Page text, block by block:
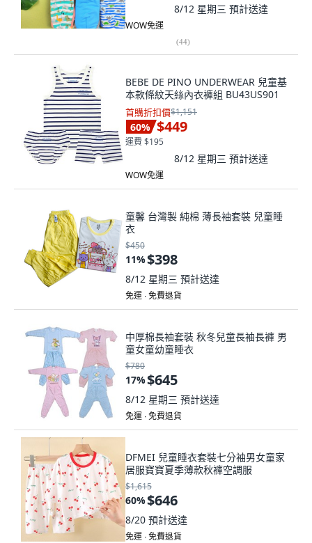
8/12 星期三 預計送達
WOW免運
(44)
BEBE DE PINO UNDERWEAR 兒童基
本款條紋天絲內衣褲組 BU43US901
首購折扣價$1,151
60% $449
運費 $195
8/12 星期三 預計送達
WOW免運
童馨 台灣製 純棉 薄長袖套裝 兒童睡
衣
$450
11%$398
8/12 星期三 預計送達
免運 ∙ 免費退貨
中厚棉長袖套裝 秋冬兒童長袖長褲 男
童女童幼童睡衣
$780
17%$645
8/12 星期三 預計送達
免運 ∙ 免費退貨
DFMEI 兒童睡衣套裝七分袖男女童家
居服寶寶夏季薄款秋褲空調服
$1,615
60%$646
8/20 預計送達
免運 ∙ 免費退貨